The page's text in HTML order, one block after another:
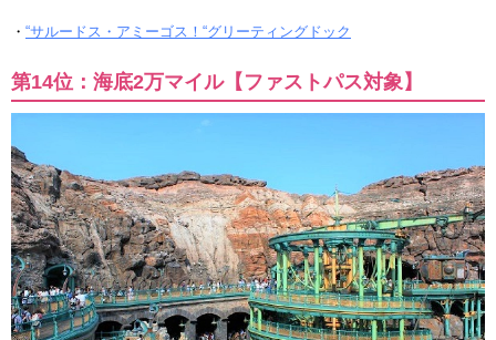
・ “サルードス・アミーゴス！“グリーティングドック
第14位：海底2万マイル【ファストパス対象】